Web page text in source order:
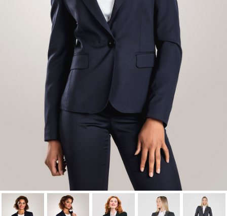
Nom de la liste d'envies
Annuler Créer une liste d'envies
à votre liste d'envies.
Annuler Connexion